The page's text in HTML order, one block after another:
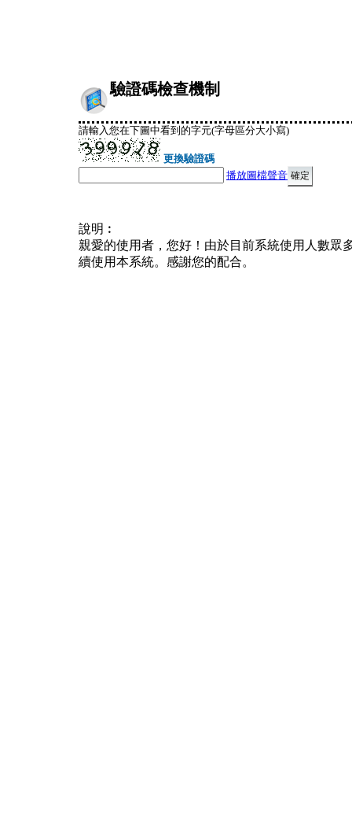
驗證碼檢查機制
請輸入您在下圖中看到的字元(字母區分大小寫)
更換驗證碼
播放圖檔聲音
說明︰
親愛的使用者，您好！由於目前系統使用人數眾
續使用本系統。感謝您的配合。